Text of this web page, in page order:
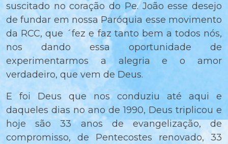
suscitado no coração do Pe. João esse desejo
de fundar em nossa Paróquia esse movimento
da RCC, que ´fez e faz tanto bem a todos nós,
nos dando essa oportunidade de
experimentarmos a alegria e o amor
verdadeiro, que vem de Deus.
E foi Deus que nos conduziu até aqui e
daqueles dias no ano de 1990, Deus triplicou e
hoje são 33 anos de evangelização, de
compromisso, de Pentecostes renovado, 33